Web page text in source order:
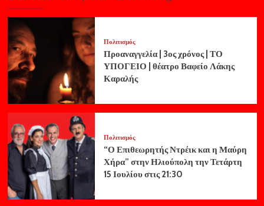
Πολιτισμός
Προαναγγελία | 3ος χρόνος | ΤΟ
ΥΠΟΓΕΙΟ | θέατρο Βαφείο Λάκης
Καραλής
Πολιτισμός
“Ο Επιθεωρητής Ντρέικ και η Μαύρη
Χήρα” στην Ηλιούπολη την Τετάρτη
15 Ιουλίου στις 21:30